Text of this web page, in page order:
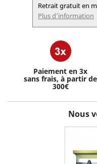
Retrait gratuit en
Plus d'information
Paiement en 3x
sans frais, à partir de
300€
Nous